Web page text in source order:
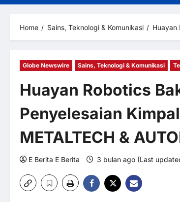
Home Sains, Teknologi & Komunikasi Huayan
Globe Newswire Sains, Teknologi & Komunikasi
Huayan Robotics
Penyelesaian
METALTECH &
E Berita E Berita 3 bulan ago (Last